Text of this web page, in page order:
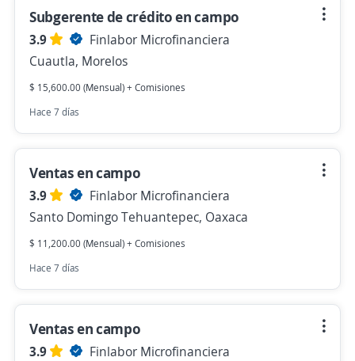
Subgerente de crédito en campo
3.9
Finlabor Microfinanciera
Cuautla, Morelos
$ 15,600.00 (Mensual) + Comisiones
Hace 7 días
Ventas en campo
3.9
Finlabor Microfinanciera
Santo Domingo Tehuantepec, Oaxaca
$ 11,200.00 (Mensual) + Comisiones
Hace 7 días
Ventas en campo
3.9
Finlabor Microfinanciera